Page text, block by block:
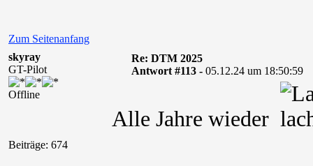
Zum Seitenanfang
skyray
GT-Pilot
Offline
Beiträge: 674
Re: DTM 2025
Antwort #113 - 05.12.24 um 18:50:59
Alle Jahre wieder